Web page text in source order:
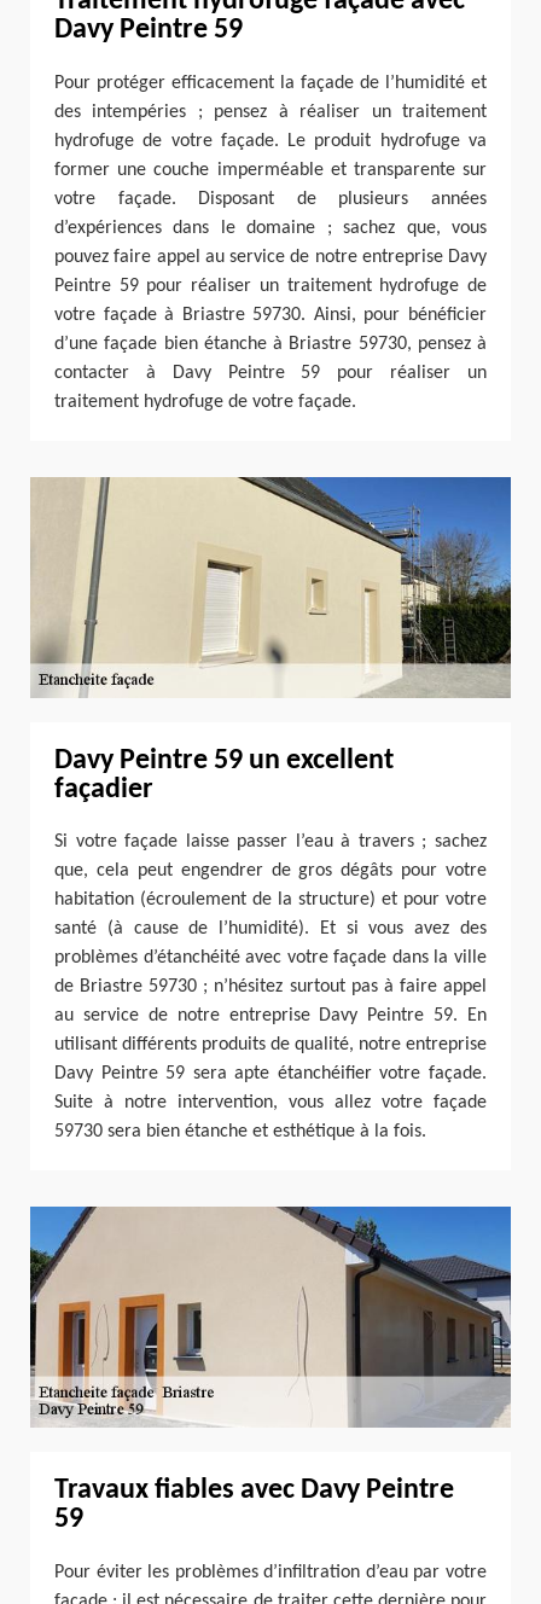
Davy Peintre 59
Pour protéger efficacement la façade de l’humidité et
des intempéries ; pensez à réaliser un traitement
hydrofuge de votre façade. Le produit hydrofuge va
former une couche imperméable et transparente sur
votre façade. Disposant de plusieurs années
d’expériences dans le domaine ; sachez que, vous
pouvez faire appel au service de notre entreprise Davy
Peintre 59 pour réaliser un traitement hydrofuge de
votre façade à Briastre 59730. Ainsi, pour bénéficier
d’une façade bien étanche à Briastre 59730, pensez à
contacter à Davy Peintre 59 pour réaliser un
traitement hydrofuge de votre façade.
Davy Peintre 59 un excellent
façadier
Si votre façade laisse passer l’eau à travers ; sachez
que, cela peut engendrer de gros dégâts pour votre
habitation (écroulement de la structure) et pour votre
santé (à cause de l’humidité). Et si vous avez des
problèmes d’étanchéité avec votre façade dans la ville
de Briastre 59730 ; n’hésitez surtout pas à faire appel
au service de notre entreprise Davy Peintre 59. En
utilisant différents produits de qualité, notre entreprise
Davy Peintre 59 sera apte étanchéifier votre façade.
Suite à notre intervention, vous allez votre façade
59730 sera bien étanche et esthétique à la fois.
Travaux fiables avec Davy Peintre
59
Pour éviter les problèmes d’infiltration d’eau par votre